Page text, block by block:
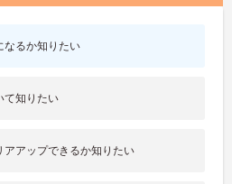
なるか知りたい
て知りたい
アアップできるか知りたい